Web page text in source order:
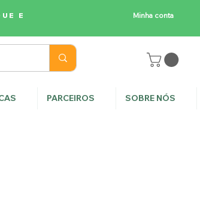
E
Minha conta
PARCEIROS SOBRE NÓS